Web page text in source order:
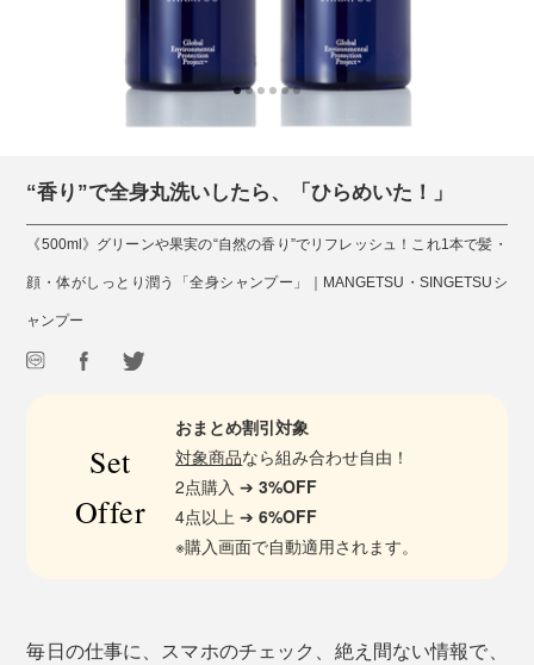
“香り”で全身丸洗いしたら、「ひらめいた！」
《500ml》グリーンや果実の“自然の香り”でリフレッシュ！これ1本で髪・
顔・体がしっとり潤う「全身シャンプー」｜MANGETSU・SINGETSUシ
ャンプー
Set
Offer
おまとめ割引対象
対象商品なら組み合わせ自由！
2点購入 ➔3%OFF
4点以上 ➔6%OFF
※購入画面で自動適用されます。
毎日の仕事に、スマホのチェック、絶え間ない情報で、